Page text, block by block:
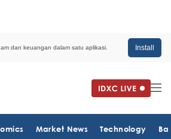
dan keuangan dalam satu aplikasi. Install
Market News Technology